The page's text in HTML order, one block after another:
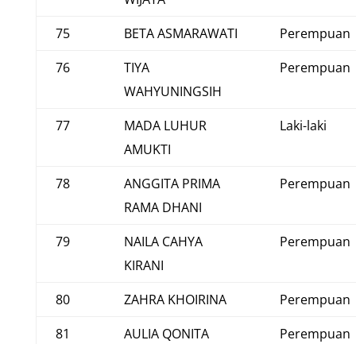
75 BETA ASMARAWATI
Perempuan
76
TIYA
WAHYUNINGSIH
Perempuan
77
MADA LUHUR
AMUKTI
Laki-laki
78
ANGGITA PRIMA
RAMA DHANI
Perempuan
79
NAILA CAHYA
KIRANI
Perempuan
80 ZAHRA KHOIRINA
Perempuan
81
AULIA QONITA
Perempuan